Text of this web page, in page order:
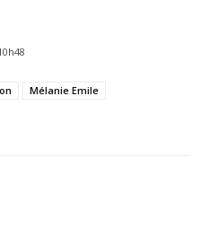
Mélanie Emile